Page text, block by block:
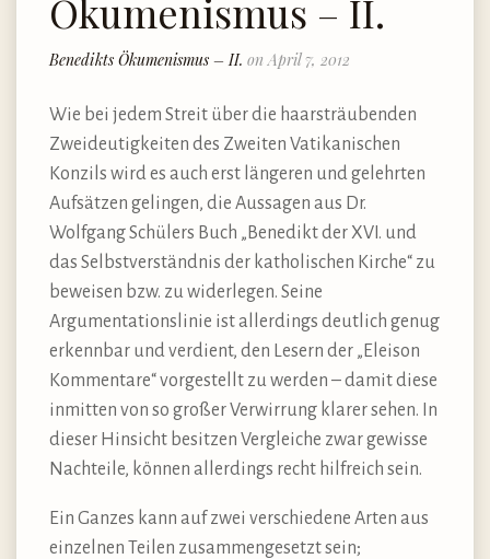
Ökumenismus – II.
Benedikts Ökumenismus – II. on April 7, 2012
Wie bei jedem Streit über die haarsträubenden
Zweideutigkeiten des Zweiten Vatikanischen
Konzils wird es auch erst längeren und gelehrten
Aufsätzen gelingen, die Aussagen aus Dr.
Wolfgang Schülers Buch „Benedikt der XVI. und
das Selbstverständnis der katholischen Kirche“ zu
beweisen bzw. zu widerlegen. Seine
Argumentationslinie ist allerdings deutlich genug
erkennbar und verdient, den Lesern der „Eleison
Kommentare“ vorgestellt zu werden – damit diese
inmitten von so großer Verwirrung klarer sehen. In
dieser Hinsicht besitzen Vergleiche zwar gewisse
Nachteile, können allerdings recht hilfreich sein.
Ein Ganzes kann auf zwei verschiedene Arten aus
einzelnen Teilen zusammengesetzt sein;